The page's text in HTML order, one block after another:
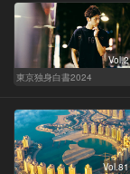
Vol.2
東京独身白書2024
Vol.81